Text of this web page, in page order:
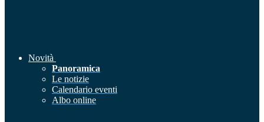
Novità
Panoramica
Le notizie
Calendario eventi
Albo online